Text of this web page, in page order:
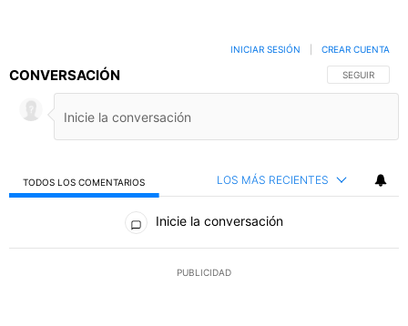
CONVERSACIÓN SIGA ESTA
SEGUIR
INICIAR SESIÓN CREAR CUENTA
TODOS LOS COMENTARIOS LOS MÁS RECIENTES
Todos los comentarios
Inicie la conversación
PUBLICIDAD